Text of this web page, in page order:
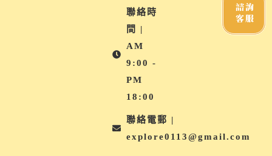
聯絡時
間 |
AM
9:00 -
PM
18:00
聯絡電郵 |
explore0113@gmail.com
諮詢
客服